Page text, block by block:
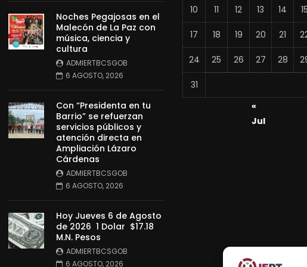
Noches Pegajosas en el
Malecón de La Paz con
música, ciencia y
cultura
ADMIERTBCSGOB
6 AGOSTO, 2026
Con “Presidenta en tu
Barrio” se refuerzan
servicios públicos y
atención directa en
Ampliación Lázaro
Cárdenas
ADMIERTBCSGOB
6 AGOSTO, 2026
Hoy Jueves 6 de Agosto
de 2026 1 Dolar $17.18
M.N. Pesos
ADMIERTBCSGOB
6 AGOSTO, 2026
10 11 12 13 14 15
17 18 19 20 21
24 25 26 27 28
31
«
Jul